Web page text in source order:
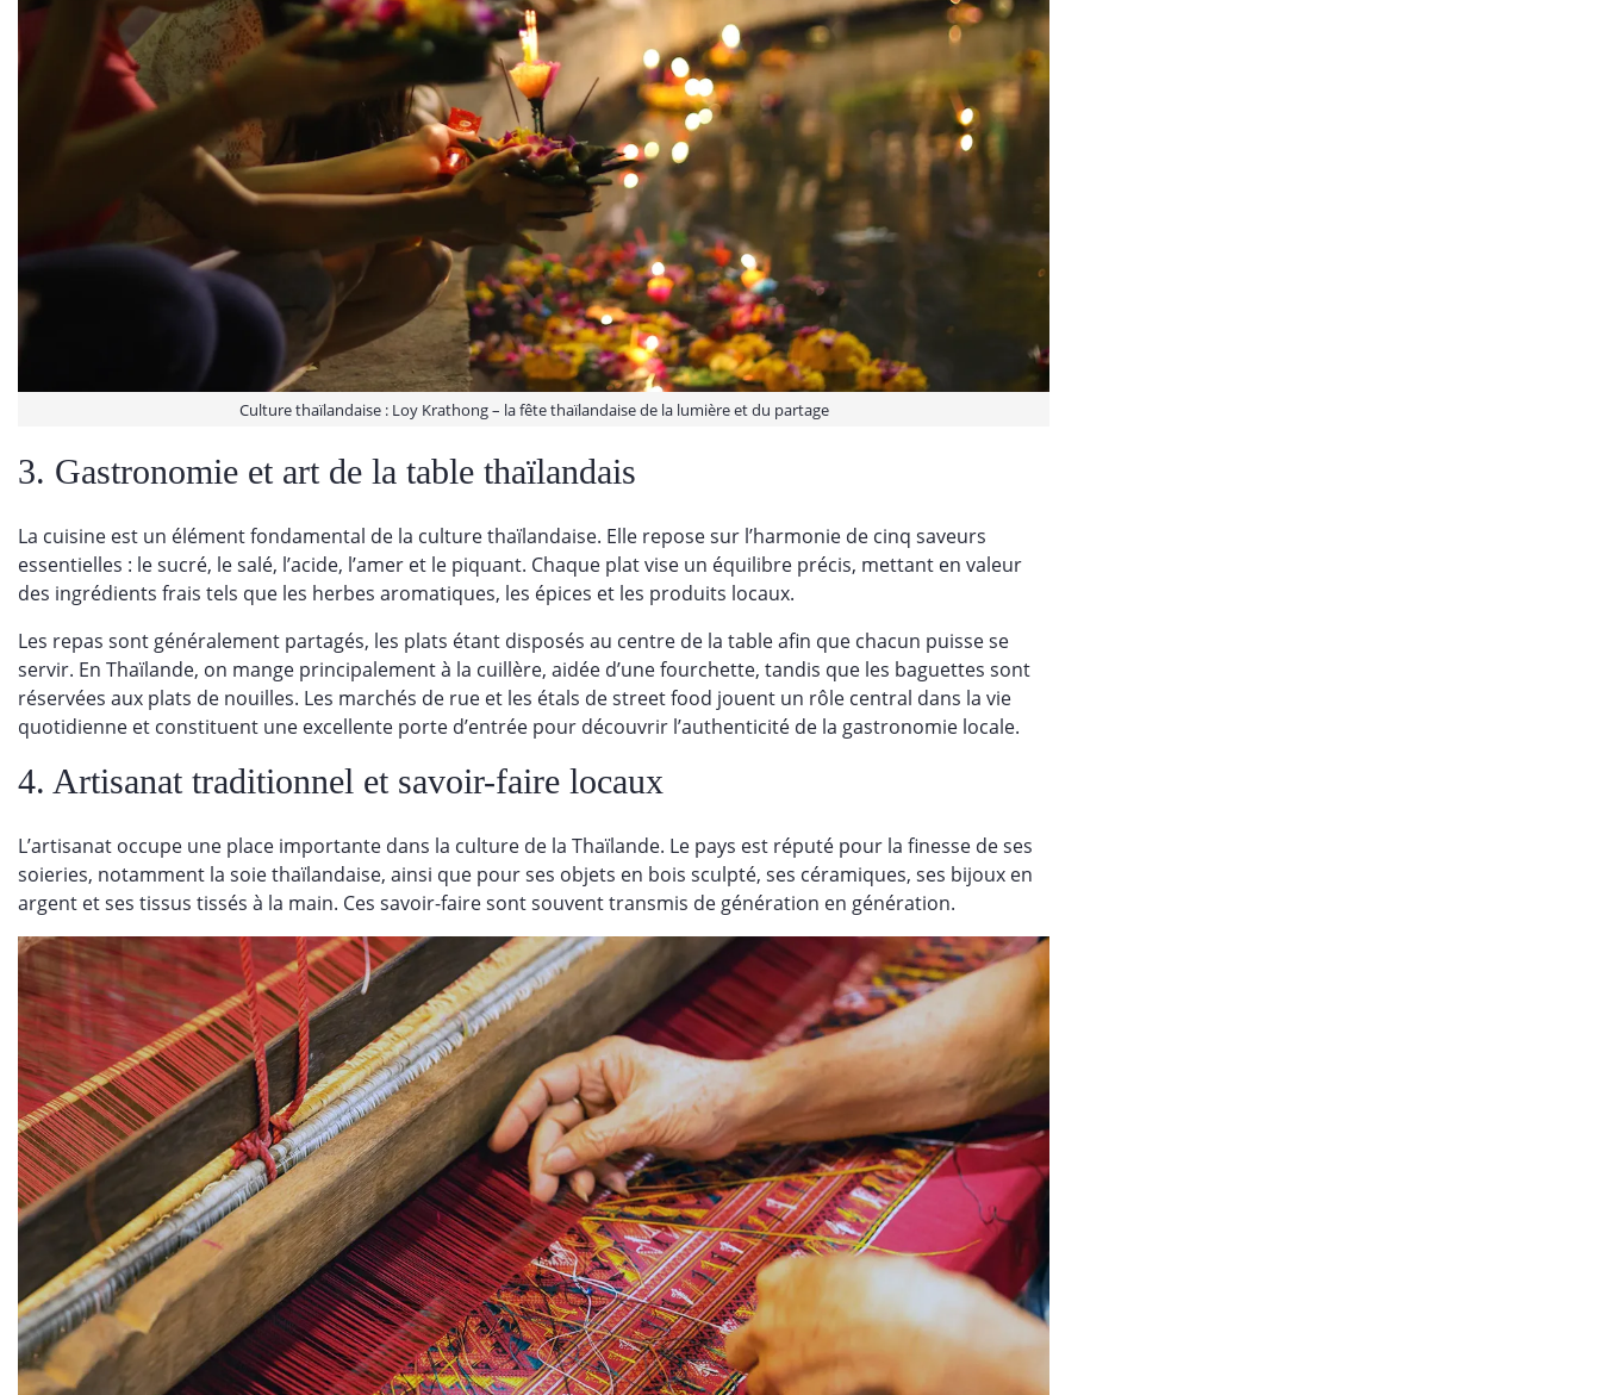
Culture thaïlandaise : Loy Krathong – la fête thaïlandaise de la lumière et du partage
3. Gastronomie et art de la table thaïlandais
La cuisine est un élément fondamental de la culture thaïlandaise. Elle repose sur l’harmonie de cinq saveurs
essentielles : le sucré, le salé, l’acide, l’amer et le piquant. Chaque plat vise un équilibre précis, mettant en valeur
des ingrédients frais tels que les herbes aromatiques, les épices et les produits locaux.
Les repas sont généralement partagés, les plats étant disposés au centre de la table afin que chacun puisse se
servir. En Thaïlande, on mange principalement à la cuillère, aidée d’une fourchette, tandis que les baguettes sont
réservées aux plats de nouilles. Les marchés de rue et les étals de street food jouent un rôle central dans la vie
quotidienne et constituent une excellente porte d’entrée pour découvrir l’authenticité de la gastronomie locale.
4. Artisanat traditionnel et savoir-faire locaux
L’artisanat occupe une place importante dans la culture de la Thaïlande. Le pays est réputé pour la finesse de ses
soieries, notamment la soie thaïlandaise, ainsi que pour ses objets en bois sculpté, ses céramiques, ses bijoux en
argent et ses tissus tissés à la main. Ces savoir-faire sont souvent transmis de génération en génération.